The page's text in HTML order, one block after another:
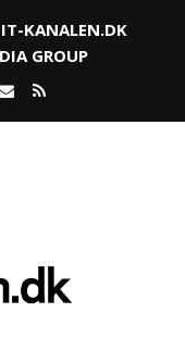
KANALEN.DK
GROUP